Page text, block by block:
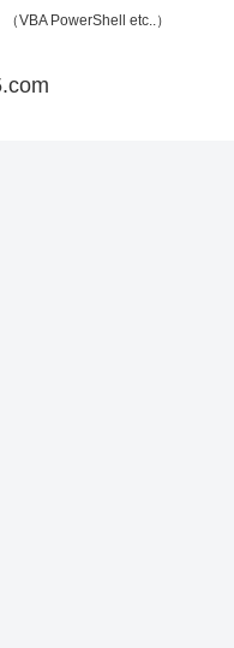
VBA PowerShell etc..）